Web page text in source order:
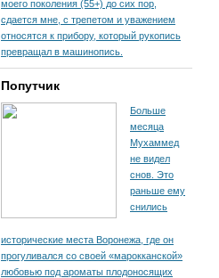
моего поколения (55+) до сих пор,
сдается мне, с трепетом и уважением
относятся к прибору, который рукопись
превращал в машинопись.
Попутчик
Больше
месяца
Мухаммед
не видел
снов. Это
раньше ему
снились
исторические места Воронежа, где он
прогуливался со своей «марокканской»
любовью под ароматы плодоносящих